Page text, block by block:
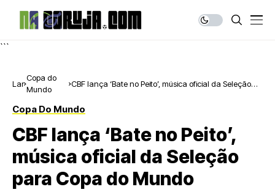
```
Lar
Copa do
Mundo
CBF lança ‘Bate no Peito’, música oficial da Seleção
Copa Do Mundo
CBF lança ‘Bate no Peito’,
música oficial da Seleção
para Copa do Mundo